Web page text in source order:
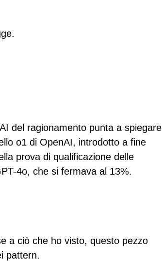
del ragionamento punta a spiegare
o1 di OpenAI, introdotto a fine
prova di qualificazione delle
4o, che si fermava al 13%.
a ciò che ho visto, questo pezzo
pattern.